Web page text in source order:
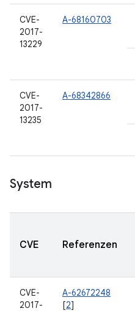
CVE-
2017-
13229
A-68160703
CVE-
2017-
13235
A-68342866
System
CVE Referenzen
CVE-
2017-
A-62672248
[2]